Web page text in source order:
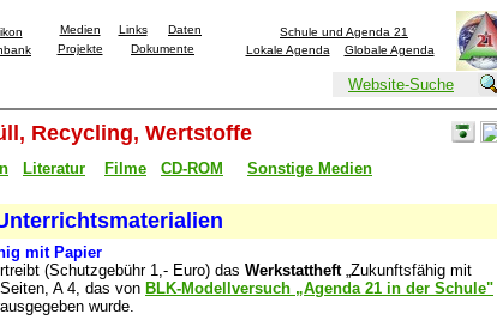
Medien Links
Daten
Projekte
Dokumente
Schule und Agenda 21
Lokale Agenda
Globale Agenda
Website-Suche
Recycling, Wertstoffe
Literatur Filme CD-ROM Sonstige Medien
mit Papier
(Schutzgebühr 1,- Euro) das Werkstattheft„Zukunftsfähig mit
A 4, das von BLK-Modellversuch „Agenda 21 in der Schul e"
wurde.